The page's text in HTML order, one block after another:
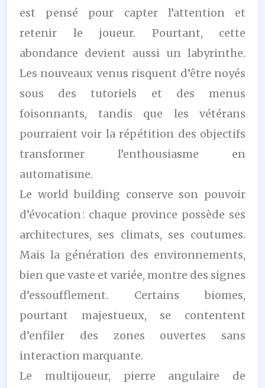
est pensé pour capter l’attention et
retenir le joueur. Pourtant, cette
abondance devient aussi un labyrinthe.
Les nouveaux venus risquent d’être noyés
sous des tutoriels et des menus
foisonnants, tandis que les vétérans
pourraient voir la répétition des objectifs
transformer l’enthousiasme en
automatisme.
Le world building conserve son pouvoir
d’évocation : chaque province possède ses
architectures, ses climats, ses coutumes.
Mais la génération des environnements,
bien que vaste et variée, montre des signes
d’essoufflement. Certains biomes,
pourtant majestueux, se contentent
d’enfiler des zones ouvertes sans
interaction marquante.
Le multijoueur, pierre angulaire de